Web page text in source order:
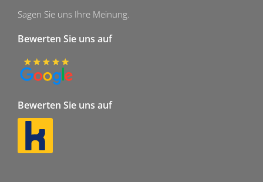
Sagen Sie uns Ihre Meinung.
Bewerten Sie uns auf
Bewerten Sie uns auf